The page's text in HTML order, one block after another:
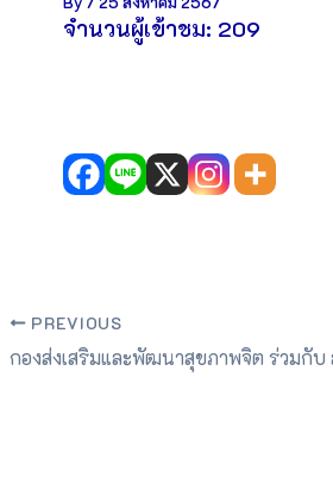
จำนวนผู้เข้าชม: 209
PREVIOUS
กองส่งเสริมและพัฒนาสุขภาพจิต ร่วมกับ